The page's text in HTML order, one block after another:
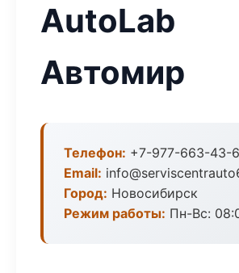
AutoLab
Автомир
Телефон: +7-977-663-43-
Email:
Город: Новосибирск
Режим работы: Пн-Вс: